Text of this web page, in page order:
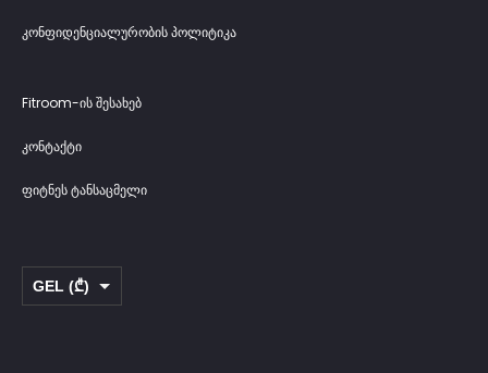
კონფიდენციალურობის პოლიტიკა
Fitroom-ის შესახებ
კონტაქტი
ფიტნეს ტანსაცმელი
GEL (₾)